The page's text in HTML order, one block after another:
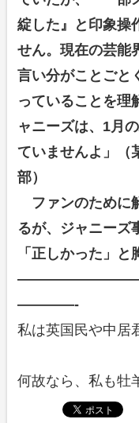
綻した』と印象操
せん。現在の芸能
言い分がことごと
っていることを理
ャニーズは、1月
ていませんよ」（
部）
ファンのために
るが、ジャニーズ
「正しかった」
————-
私は英国民や中居
何故なら、私も牡